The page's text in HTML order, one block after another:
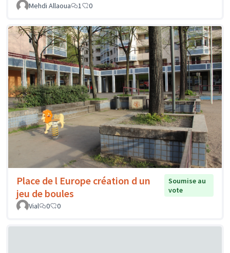
Mehdi Allaoua
1 0
Place de l Europe création d un
jeu de boules
Soumise au
vote
Vial
0 0